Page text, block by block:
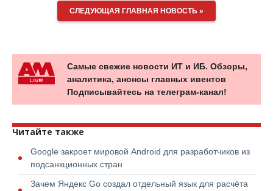
СЛЕДУЮЩАЯ ГЛАВНАЯ НОВОСТЬ »
Самые свежие новости ИТ и ИБ. Обзоры,
аналитика, анонсы главных ивентов
Подписывайтесь на телеграм-канал!
Читайте также
Google закроет мировой Android для разработчиков из
подсанкционных стран
Зачем Яндекс Go создал отдельный язык для расчёта